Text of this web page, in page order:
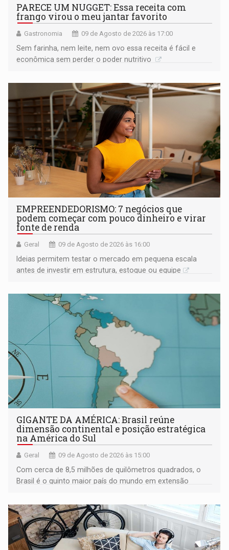
PARECE UM NUGGET: Essa receita com
frango virou o meu jantar favorito
Gastronomia 09 de Agosto de 2026 às 17:00
Sem farinha, nem leite, nem ovo essa receita é fácil e
econômica sem perder o poder nutritivo
EMPREENDEDORISMO: 7 negócios que
podem começar com pouco dinheiro e virar
fonte de renda
Geral 09 de Agosto de 2026 às 16:00
Ideias permitem testar o mercado em pequena escala
antes de investir em estrutura, estoque ou equipe
GIGANTE DA AMÉRICA: Brasil reúne
dimensão continental e posição estratégica
na América do Sul
Geral 09 de Agosto de 2026 às 15:00
Com cerca de 8,5 milhões de quilômetros quadrados, o
Brasil é o quinto maior país do mundo em extensão